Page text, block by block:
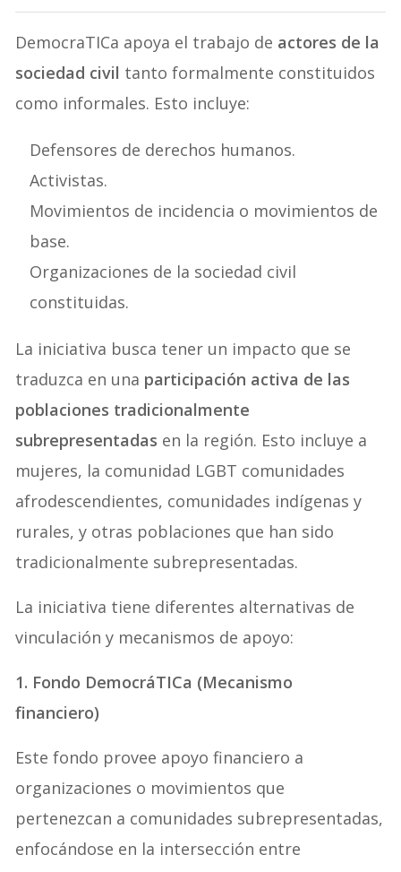
DemocraTICa apoya el trabajo de actores de la
sociedad civil tanto formalmente constituidos
como informales. Esto incluye:
Defensores de derechos humanos.
Activistas.
Movimientos de incidencia o movimientos de
base.
Organizaciones de la sociedad civil
constituidas.
La iniciativa busca tener un impacto que se
traduzca en una participación activa de las
poblaciones tradicionalmente
subrepresentadas en la región. Esto incluye a
mujeres, la comunidad LGBT comunidades
afrodescendientes, comunidades indígenas y
rurales, y otras poblaciones que han sido
tradicionalmente subrepresentadas.
La iniciativa tiene diferentes alternativas de
vinculación y mecanismos de apoyo:
1. Fondo DemocráTICa (Mecanismo
financiero)
Este fondo provee apoyo financiero a
organizaciones o movimientos que
pertenezcan a comunidades subrepresentadas,
enfocándose en la intersección entre